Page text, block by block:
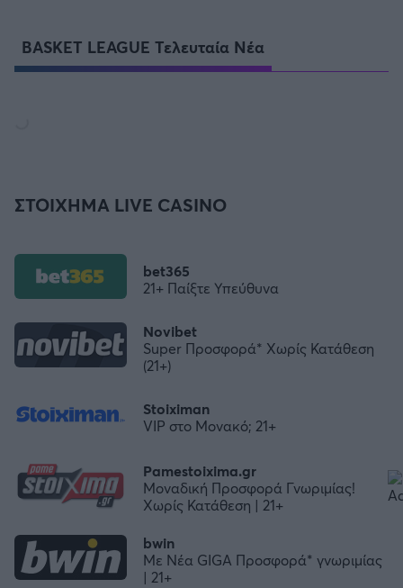
BASKET LEAGUE Τελευταία Νέα
ΣΤΟΙΧΗΜΑ LIVE CASINO
bwin
Με Νέα GIGA Προσφορά* γνωριμίας
| 21+
Stoiximan
VIP στο Μονακό; 21+
Novibet
Super Προσφορά* Χωρίς Κατάθεση
(21+)
Pamestoixima.gr
Μοναδική Προσφορά Γνωριμίας!
Χωρίς Κατάθεση | 21+
bet365
21+ Παίξτε Υπεύθυνα